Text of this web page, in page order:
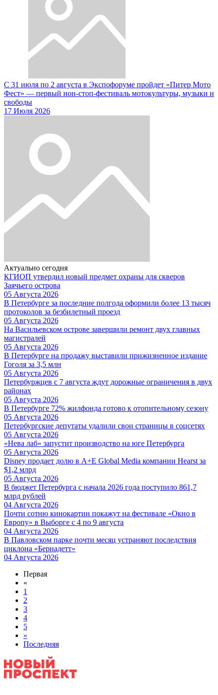
С 31 июля по 2 августа в Экспофоруме пройдет «Питер Мото
Фест» — первый нон-стоп-фестиваль мотокультуры, музыки и
свободы
17 Июля 2026
Актуально сегодня
КГИОП утвердил новый предмет охраны для скверов
Заячьего острова
05 Августа 2026
В Петербурге за последние полгода оформили более 13 тысяч
протоколов за безбилетный проезд
05 Августа 2026
На Васильевском острове завершили ремонт двух главных
магистралей
05 Августа 2026
В Петербурге на продажу выставили прижизненное издание
Гоголя за 3,5 млн
05 Августа 2026
Петербуржцев с 7 августа ждут дорожные ограничения в двух
районах
05 Августа 2026
В Петербурге 72% жилфонда готово к отопительному сезону
05 Августа 2026
Петербургские депутаты удалили свои страницы в соцсетях
05 Августа 2026
«Нева лаб» запустит производство на юге Петербурга
05 Августа 2026
Disney продает долю в A+E Global Media компании Hearst за
$1,2 млрд
05 Августа 2026
В бюджет Петербурга с начала 2026 года поступило 861,7
млрд рублей
04 Августа 2026
Почти сотню кинокартин покажут на фестивале «Окно в
Европу» в Выборге с 4 по 9 августа
04 Августа 2026
В Павловском парке почти месяц устраняют последствия
циклона «Бернадетт»
04 Августа 2026
Первая
«
1
2
3
4
5
»
Последняя